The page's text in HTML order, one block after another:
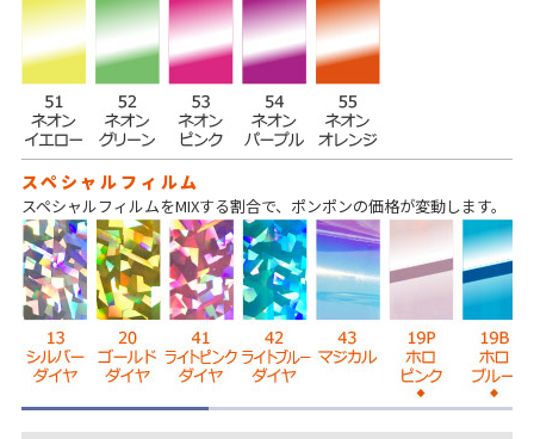
スペシャルフィルム
スペシャルフィルムをMIXする割合で、ポンポンの価格が変動します。